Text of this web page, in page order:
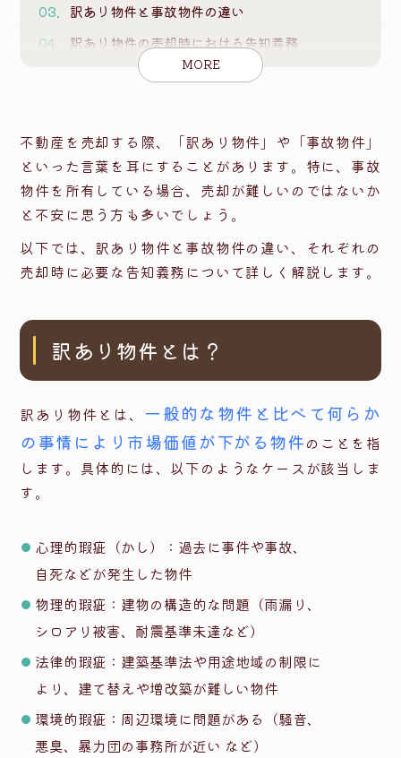
訳あり物件と事故物件の違い
訳あり物件の売却時における告知義務
事故物件の告知義務
訳あり物件・事故物件をスムーズに売却する方
専門業者に依頼する
買取業者を利用する
リフォームやリノベーションを行う
心理的瑕疵を受け入れる買主を探す
MORE
不動産を売却する際、「訳あり物件」や「事故物件」
といった言葉を耳にすることがあります。特に、事故
物件を所有している場合、売却が難しいのではないか
と不安に思う方も多いでしょう。
以下では、訳あり物件と事故物件の違い、それぞれの
売却時に必要な告知義務について詳しく解説します。
訳あり物件とは？
訳あり物件とは、 一般的な物件と比べて何らか
の事情により市場価値が下がる物件のことを指
します。 具体的には、以下のようなケースが該当しま
す。
心理的瑕疵（かし）：過去に事件や事故、
自死などが発生した物件
物理的瑕疵：建物の構造的な問題（雨漏り、
シロアリ被害、耐震基準未達など）
法律的瑕疵：建築基準法や用途地域の制限に
より、建て替えや増改築が難しい物件
環境的瑕疵：周辺環境に問題がある（騒音、
悪臭、暴力団の事務所が近い など）